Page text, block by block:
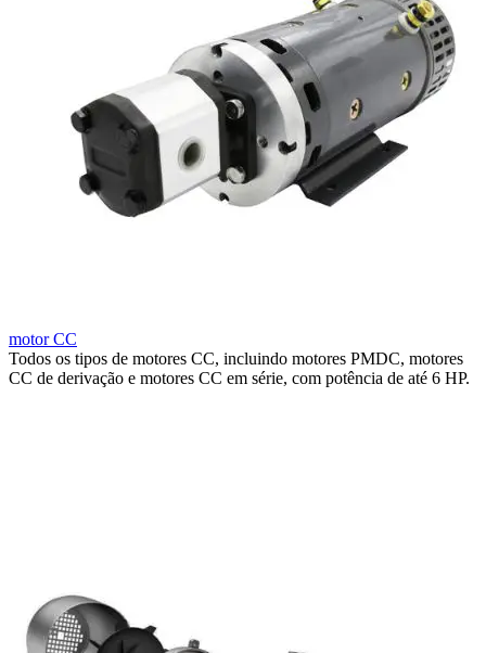
motor CC
Todos os tipos de motores CC, incluindo motores PMDC, motores
CC de derivação e motores CC em série, com potência de até 6 HP.